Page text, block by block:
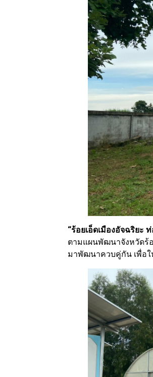
“ร้อยเอ็ดเมืองอัจฉริยะ
ตามแผนพัฒนาจังหวัดร้อ
มาพัฒนาควบคู่กัน เพื่อใ